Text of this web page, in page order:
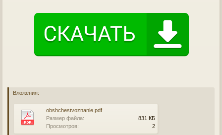
Вложения:
obshchestvoznanie.pdf
Размер файла:
831 КБ
Просмотров:
2